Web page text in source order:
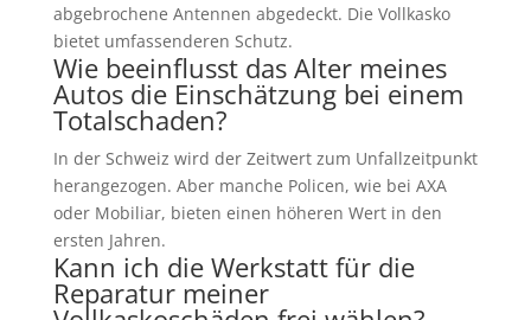
abgebrochene Antennen abgedeckt. Die Vollkasko
bietet umfassenderen Schutz.
Wie beeinflusst das Alter meines
Autos die Einschätzung bei einem
Totalschaden?
In der Schweiz wird der Zeitwert zum Unfallzeitpunkt
herangezogen. Aber manche Policen, wie bei AXA
oder Mobiliar, bieten einen höheren Wert in den
ersten Jahren.
Kann ich die Werkstatt für die
Reparatur meiner